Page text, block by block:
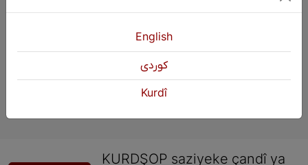
« Pêştir 5 6 7 Paşî
KURDŞOP saziyeke çandî ya
English
كوردی
Kurdî